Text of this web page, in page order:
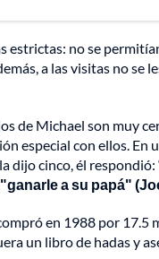
no se
a las visitas no se
de Michael son muy
especial con ellos. En
cinco, él respondió:
a su papá"
en 1988 por 17.5
un libro de hadas y